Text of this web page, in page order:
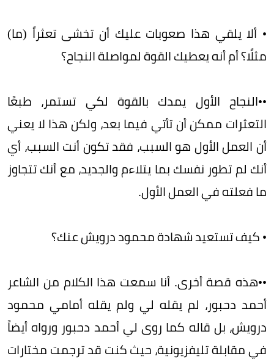
• ألا يلقي هذا صعوبات عليك أن تخشى تعثراً (ما)
مثلًا؟ أم أنه يعطيك القوة لمواصلة النجاح؟
••النجاح الأول يمدك بالقوة لكي تستمر، طبعًا
التعثرات ممكن أن تأتي فيما بعد، ولكن هذا لا يعني
أن العمل الأول هو السبب، فقد تكون أنت السبب، أي
أنك لم تطور نفسك بما يتلاءم والجديد، مع أنك تتجاوز
ما فعلته في العمل الأول.
• كيف تستعيد شهادة محمود درويش عنك؟
••هذه قصة أخرى. أنا سمعت هذا الكلام من الشاعر
أحمد دحبور، لم يقله لي ولم يقله أمامي محمود
درويش، بل قاله كما روى لي أحمد دحبور ورواه أيضاً
في مقابلة تليفزيونية، حيث كنت قد ترجمت مختارات